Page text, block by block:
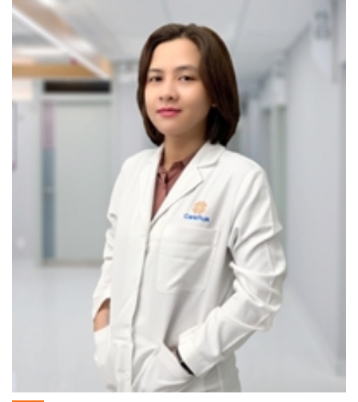
răng hàm mặt.
Rút ngắn thời gian niềng răng với phác đồ điều trị cá
nhân hóa.
Tự tin và thoải mái khi đeo mắc cài kim loại, mắc cài
sứ, không mắc cài (Invisalign).
Chỉnh hình can thiệp giai đoạn sớm cho trẻ em.
Để mang đến trải nghiệm thoải mái cho quý khách hàng,
CarePlus chú trọng đầu tư máy móc hiện đại, nhập khẩu
trực tiếp từ những nhà cung cấp thiết bị nha khoa uy tín
trên thế giới. Nổi bật với
Bộ ghế nha khoa Puma Eli.
Đèn tẩy trắng răng Philips Zoom.
Máy X-Quang kỹ thuật số NOMAD™ Pro 2.